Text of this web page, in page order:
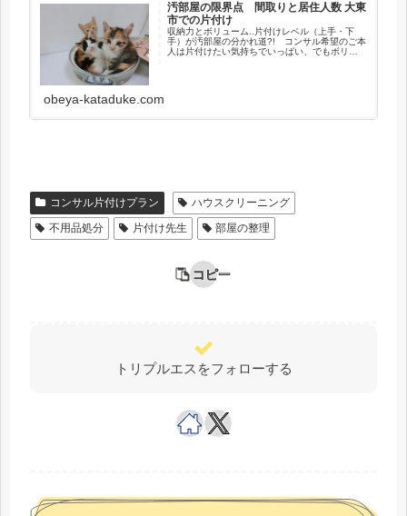
汚部屋の限界点 間取りと居住人数 大東
市での片付け
収納力とボリューム..片付けレベル（上手・下
手）が汚部屋の分かれ道?! コンサル希望のご本
人は片付けたい気持ちでいっぱい、でもボリュ
obeya-kataduke.com
コンサル片付けプラン
ハウスクリーニング
不用品処分
片付け先生 部屋の整理
コピー
トリプルエスをフォローする